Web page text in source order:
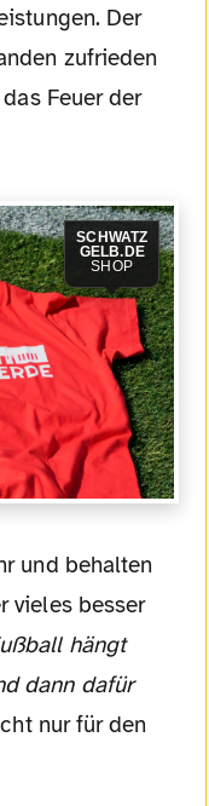
Der
zufrieden
Feuer der
SCHWATZ
GELB.DE
SHOP
vieles besser
hängt
dann dafür
nur für den